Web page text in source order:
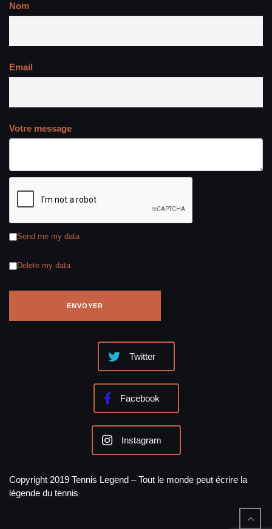
Nom
Email
Votre message
Send me my data
Delete my data
Twitter
Facebook
Instagram
Copyright 2019 Tennis Legend – Tout le monde peut écrire la
légende du tennis